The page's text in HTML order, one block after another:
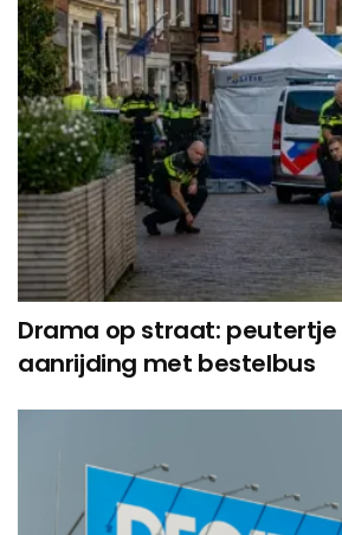
Drama op straat:
aanrijding met bestelbus